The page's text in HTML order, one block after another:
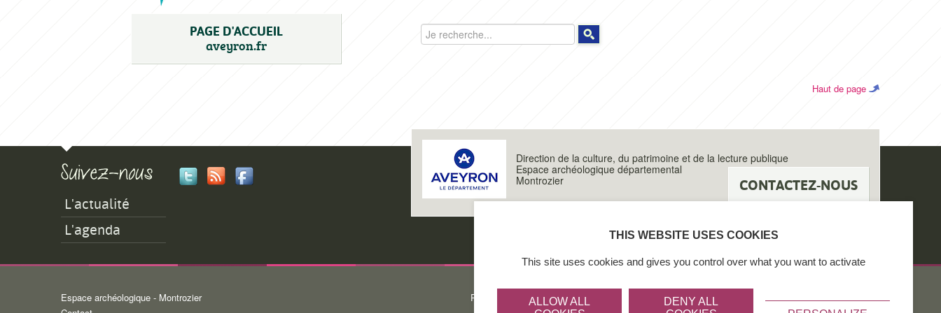
PAGE D'ACCUEIL
aveyron.fr
Rechercher
Haut de page
L'actualité
L'agenda
Direction de la culture, du patrimoine et de la lecture publique
Espace archéologique départemental
Montrozier
CONTACTEZ-NOUS
Espace archéologique - Montrozier
Protection des données personnelles
THIS WEBSITE USES COOKIES
This site uses cookies and gives you control over what you want to activate
ALLOW ALL
DENY ALL